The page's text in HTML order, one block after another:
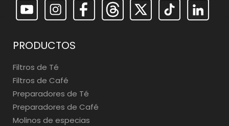
PRODUCTOS
Filtros de Té
Filtros de Café
Preparadores de Té
Preparadores de Café
Molinos de especias